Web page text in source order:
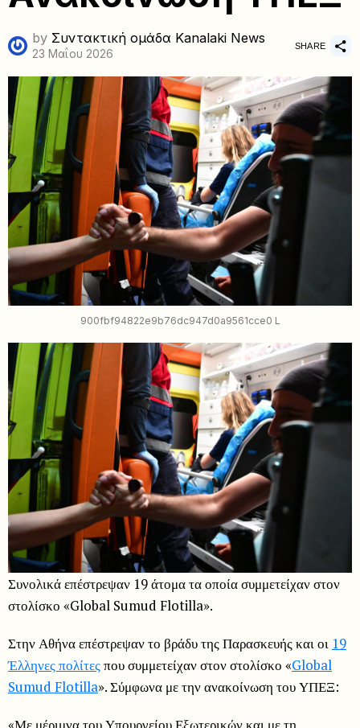
by Συντακτική ομάδα Kanalaki News
23 Μαΐου 2026
SHARE
900fbf94822e9b76dc947d0a9561cce0 L
Συνολικά επέστρεψαν 19 άτομα τα οποία συμμετείχαν στον
στολίσκο «Global Sumud Flotilla».
Στην Αθήνα επέστρεψαν το βράδυ της Παρασκευής και οι 19
Έλληνες πολίτεςπου συμμετείχαν στον στολίσκο «Global
Sumud Flotilla». Σύμφωνα με την ανακοίνωση του ΥΠΕΞ:
«Με μέριμνα του Υπουργείου Εξωτερικών και με τη